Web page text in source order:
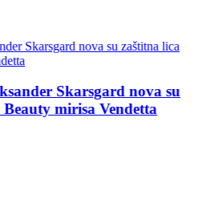
Skarsgard nova su
mirisa Vendetta